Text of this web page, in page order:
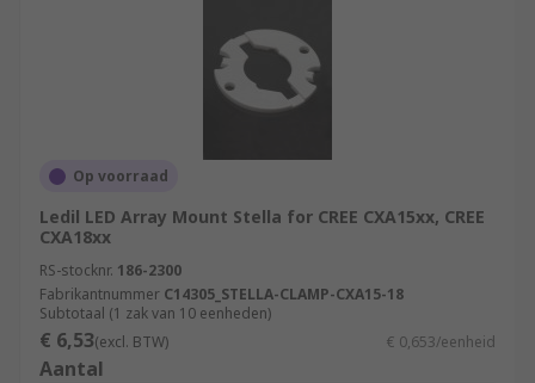
Op voorraad
Ledil LED Array Mount Stella for CREE CXA15xx, CREE
CXA18xx
RS-stocknr. 186-2300
Fabrikantnummer C14305_STELLA-CLAMP-CXA15-18
Subtotaal (1 zak van 10 eenheden)
€ 6,53(excl. BTW) € 0,653/eenheid
Aantal